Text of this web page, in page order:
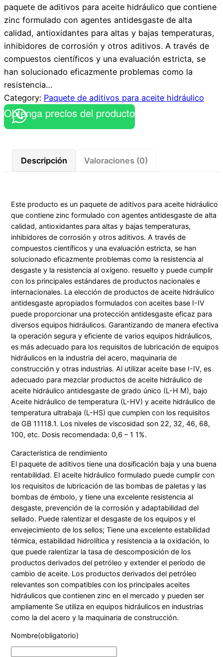
paquete de aditivos para aceite hidráulico que contiene
zinc formulado con agentes antidesgaste de alta
calidad, antioxidantes para altas y bajas temperaturas,
inhibidores de corrosión y otros aditivos. A través de
compuestos científicos y una evaluación estricta, se
han solucionado eficazmente problemas como la
resistencia…
Category: Paquete de aditivos para aceite hidráulico
Obtenga precios del producto
Descripción Valoraciones (0)
Este producto es un paquete de aditivos para aceite hidráulico
que contiene zinc formulado con agentes antidesgaste de alta
calidad, antioxidantes para altas y bajas temperaturas,
inhibidores de corrosión y otros aditivos. A través de
compuestos científicos y una evaluación estricta, se han
solucionado eficazmente problemas como la resistencia al
desgaste y la resistencia al oxígeno. resuelto y puede cumplir
con los principales estándares de productos nacionales e
internacionales. La elección de productos de aceite hidráulico
antidesgaste apropiados formulados con aceites base I-IV
puede proporcionar una protección antidesgaste eficaz para
diversos equipos hidráulicos. Garantizando de manera efectiva
la operación segura y eficiente de varios equipos hidráulicos,
es más adecuado para los requisitos de lubricación de equipos
hidráulicos en la industria del acero, maquinaria de
construcción y otras industrias. Al utilizar aceite base I-IV, es
adecuado para mezclar productos de aceite hidráulico de
aceite hidráulico antidesgaste de grado único (L-H M), bajo
Aceite hidráulico de temperatura (L-HV) y aceite hidráulico de
temperatura ultrabaja (L-HS) que cumplen con los requisitos
de GB 11118.1. Los niveles de viscosidad son 22, 32, 46, 68,
100, etc. Dosis recomendada: 0,6 – 1 1%.
Característica de rendimiento
El paquete de aditivos tiene una dosificación baja y una buena
rentabilidad. El aceite hidráulico formulado puede cumplir con
los requisitos de lubricación de las bombas de paletas y las
bombas de émbolo, y tiene una excelente resistencia al
desgaste, prevención de la corrosión y adaptabilidad del
sellado. Puede ralentizar el desgaste de los equipos y el
envejecimiento de los sellos; Tiene una excelente estabilidad
térmica, estabilidad hidrolítica y resistencia a la oxidación, lo
que puede ralentizar la tasa de descomposición de los
productos derivados del petróleo y extender el período de
cambio de aceite. Los productos derivados del petróleo
relevantes son compatibles con los principales aceites
hidráulicos que contienen zinc en el mercado y pueden ser
ampliamente Se utiliza en equipos hidráulicos en industrias
como la del acero y la maquinaria de construcción.
Nombre(obligatorio)